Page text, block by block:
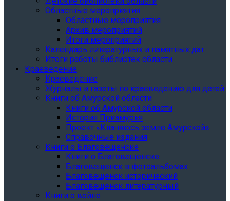
Областные мероприятия
Областные мероприятия
Архив мероприятий
Итоги мероприятий
Календарь литературных и памятных дат
Итоги работы библиотек области
Краеведение
Краеведение
Журналы и газеты по краеведению для детей
Книги об Амурской области
Книги об Амурской области
История Приамурья
Проект «Кланяюсь земле Амурской»
Справочные издания
Книги о Благовещенске
Книги о Благовещенске
Благовещенск в фотоальбомах
Благовещенск исторический
Благовещенск литературный
Книги о войне